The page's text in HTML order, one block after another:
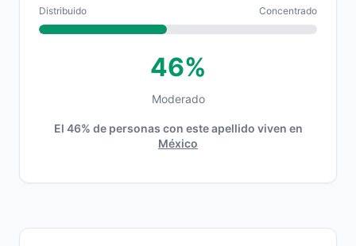
Distribuido Concentrado
46%
Moderado
El 46% de personas con este apellido viven en
México